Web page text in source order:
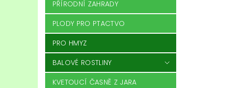
PŘÍRODNÍ ZAHRADY
PLODY PRO PTACTVO
PRO HMYZ
BALOVÉ ROSTLINY
KVETOUCÍ ČASNĚ Z JARA